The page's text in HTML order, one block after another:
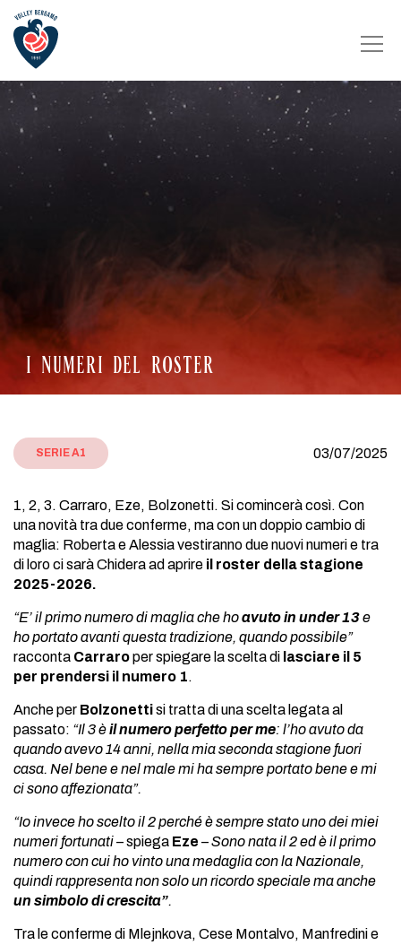
I NUMERI DEL ROSTER
SERIE A1 03/07/2025
1, 2, 3. Carraro, Eze, Bolzonetti. Si comincerà così. Con
una novità tra due conferme, ma con un doppio cambio di
maglia: Roberta e Alessia vestiranno due nuovi numeri e tra
di loro ci sarà Chidera ad aprire il roster della stagione
2025-2026.
“E’ il primo numero di maglia che hoavuto in under 13e
ho portato avanti questa tradizione, quando possibile”
racconta Carraroper spiegare la scelta di lasciare il 5
per prendersi il numero 1.
Anche per Bolzonettisi tratta di una scelta legata al
passato: “Il 3 èil numero perfetto per me: l’ho avuto da
quando avevo 14 anni, nella mia seconda stagione fuori
casa. Nel bene e nel male mi ha sempre portato bene e mi
ci sono affezionata”.
“Io invece ho scelto il 2 perché è sempre stato uno dei miei
numeri fortunati– spiega Eze –Sono nata il 2 ed è il primo
numero con cui ho vinto una medaglia con la Nazionale,
quindi rappresenta non solo un ricordo speciale ma anche
un simbolo di crescita”.
Tra le conferme di Mlejnkova, Cese Montalvo, Manfredini e